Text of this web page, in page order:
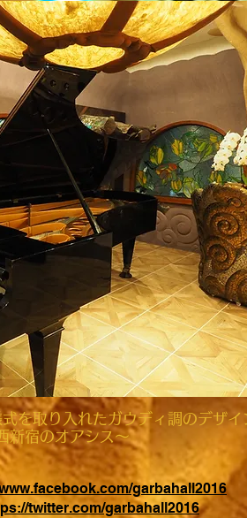
を取り入れたガウディ調のデザイ
新宿のオアシス～
garbahall2016
twitter.com/garbahall2016